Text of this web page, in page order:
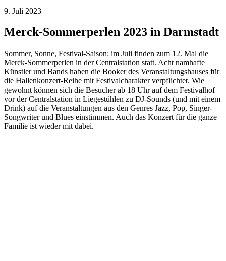
9. Juli 2023 |
Merck-Sommerperlen 2023 in Darmstadt
Sommer, Sonne, Festival-Saison: im Juli finden zum 12. Mal die
Merck-Sommerperlen in der Centralstation statt. Acht namhafte
Künstler und Bands haben die Booker des Veranstaltungshauses für
die Hallenkonzert-Reihe mit Festivalcharakter verpflichtet. Wie
gewohnt können sich die Besucher ab 18 Uhr auf dem Festivalhof
vor der Centralstation in Liegestühlen zu DJ-Sounds (und mit einem
Drink) auf die Veranstaltungen aus den Genres Jazz, Pop, Singer-
Songwriter und Blues einstimmen. Auch das Konzert für die ganze
Familie ist wieder mit dabei.